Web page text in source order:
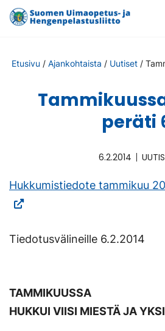
Etusivu / Ajankohtaista / Uutiset/
peräti
6.2.2014
Hukkumistiedote tammikuu
Tiedotusvälineille 6.2.2014
TAMMIKUUSSA
HUKKUI VIISI MIESTÄ JA